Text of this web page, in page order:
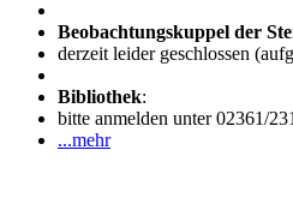
Beobachtungskuppel der
derzeit leider geschlossen
Bibliothek:
bitte anmelden unter 02361/
...mehr